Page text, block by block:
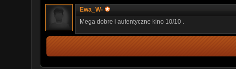
Ewa_W-
Mega dobre i autentyczne kino 10/10 .